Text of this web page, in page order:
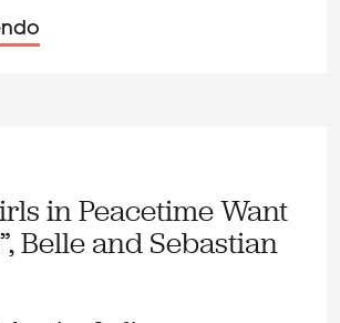
in Peacetime Want
Belle and Sebastian